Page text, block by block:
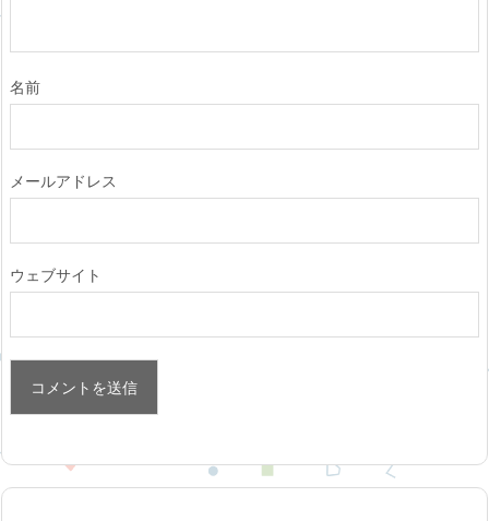
名前
メールアドレス
ウェブサイト